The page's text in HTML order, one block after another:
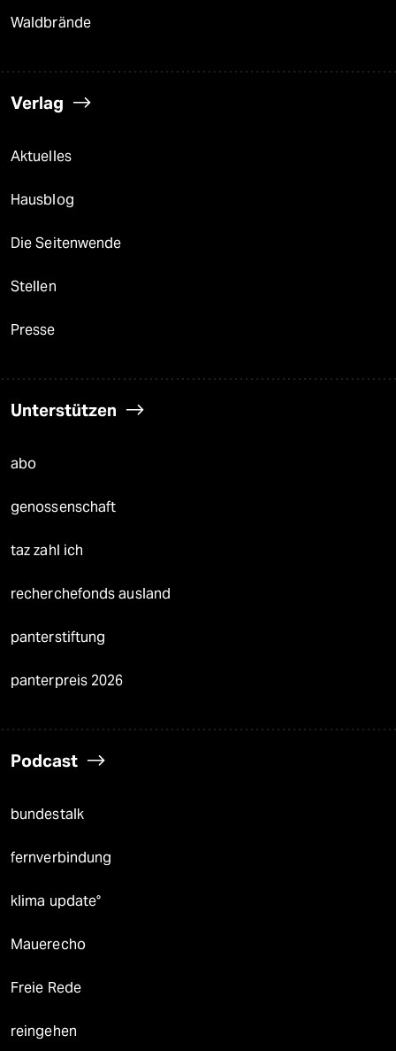
Waldbrände
Verlag
Aktuelles
Hausblog
Die Seitenwende
Stellen
Presse
Unterstützen
abo
genossenschaft
taz zahl ich
recherchefonds ausland
panterstiftung
panterpreis 2026
Podcast
bundestalk
fernverbindung
klima update°
Mauerecho
Freie Rede
reingehen